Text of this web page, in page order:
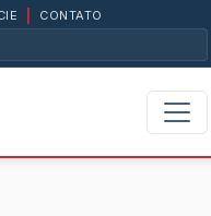
CONTATO